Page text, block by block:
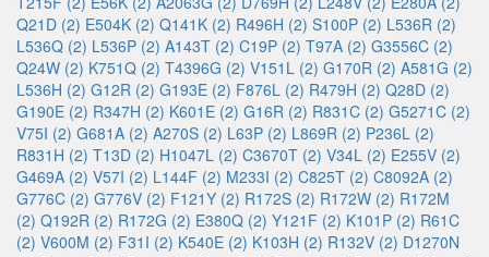
Q21D (2) E504K (2) Q141K (2) R496H (2) S100P (2) L536R (2)
L536Q (2) L536P (2) A143T (2) C19P (2) T97A (2) G3556C (2)
Q24W (2) K751Q (2) T4396G (2) V151L (2) G170R (2) A581G (2)
L536H (2) G12R (2) G193E (2) F876L (2) R479H (2) Q28D (2)
G190E (2) R347H (2) K601E (2) G16R (2) R831C (2) G5271C (2)
V75I (2) G681A (2) A270S (2) L63P (2) L869R (2) P236L (2)
R831H (2) T13D (2) H1047L (2) C3670T (2) V34L (2) E255V (2)
G469A (2) V57I (2) L144F (2) M233I (2) C825T (2) C8092A (2)
G776C (2) G776V (2) F121Y (2) R172S (2) R172W (2) R172M
(2) Q192R (2) R172G (2) E380Q (2) Y121F (2) K101P (2) R61C
(2) V600M (2) F31I (2) K540E (2) K103H (2) R132V (2) D1270N